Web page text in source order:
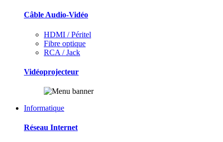
Câble Audio-Vidéo
HDMI / Péritel
Fibre optique
RCA / Jack
Vidéoprojecteur
Informatique
Réseau Internet